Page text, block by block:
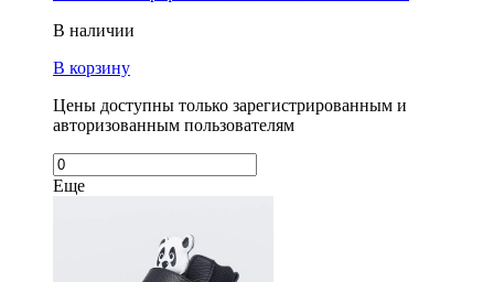
В наличии
В корзину
Цены доступны только зарегистрированным и
авторизованным пользователям
Еще